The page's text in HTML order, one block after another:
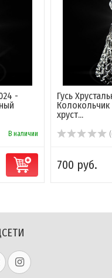
-
В наличии
Гусь
хруст...
700 руб.